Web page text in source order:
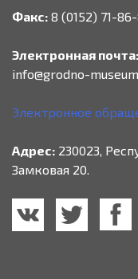
Факс: 8 (0152) 71-86-
Электронная почта:
info@grodno-
Электронное
Адрес: 230023,
Замковая 20.